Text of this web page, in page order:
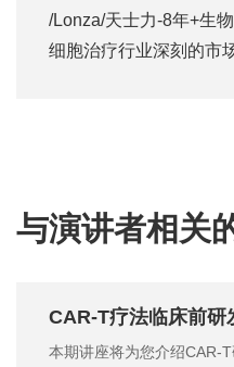
/Lonza/天士力-8年+生
细胞治疗行业深刻的市
与演讲者相关
本期讲座将为您介绍CAR-